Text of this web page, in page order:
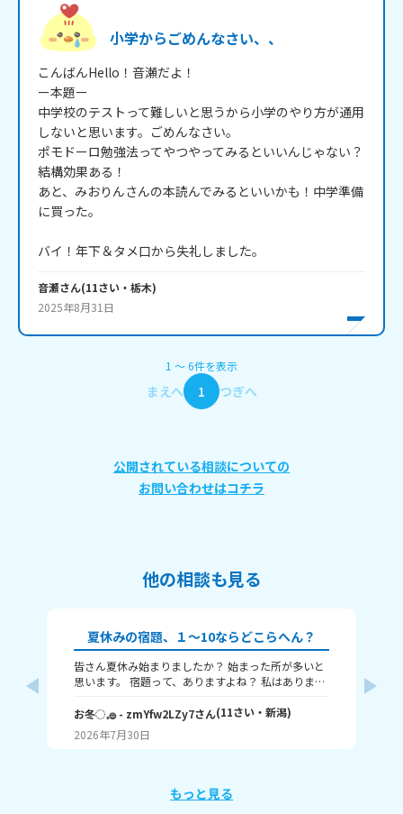
小学からごめんなさい、、
こんばんHello！音瀬だよ！
ー本題ー
中学校のテストって難しいと思うから小学のやり方が通用
しないと思います。ごめんなさい。
ポモドーロ勉強法ってやつやってみるといいんじゃない？
結構効果ある！
あと、みおりんさんの本読んでみるといいかも！中学準備
に買った。
バイ！年下＆タメ口から失礼しました。
音瀬さん(11さい・ 栃木)
2025年8月31日
1 〜6件を表示
まえへ 1 つぎへ
公開されている相談についての
お問い合わせはコチラ
他の相談も見る
夏休みの宿題、１～10ならどこらへん？
皆さん夏休み始まりましたか？ 始まった所が多いと
思います。 宿題って、ありますよね？ 私はありま
か？ 1はまだ終わってないで、10は全部終わったと
いうことです！ 私は6です！ワークと習字と絵が残
ってるので！ みなさんも教えてください！ それじゃ
お冬◌𓈒𓐍- zmYfw2LZy7さん(11さい・ 新潟)
2026年7月30日
もっと見る